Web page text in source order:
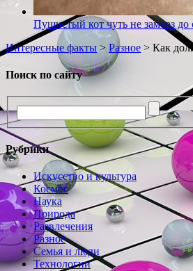
Пушистый кот чуть не замерз до
Интересные факты > Разное > Как
Поиск по сайту
Рубрики
Искусство и культура
Космос
Наука
Природа
Развлечения
Разное
Семья и люди
Технологии